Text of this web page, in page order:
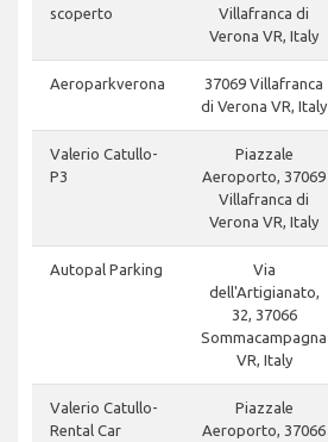
scoperto
Villafranca di
Verona VR, Italy
Aeroparkverona
37069 Villafranca
di Verona VR, Italy
Valerio Catullo-
P3
Piazzale
Aeroporto, 37069
Villafranca di
Verona VR, Italy
Autopal Parking
Via
dell'Artigianato,
32, 37066
Sommacampagna
VR, Italy
Valerio Catullo-
Rental Car
Piazzale
Aeroporto, 37066